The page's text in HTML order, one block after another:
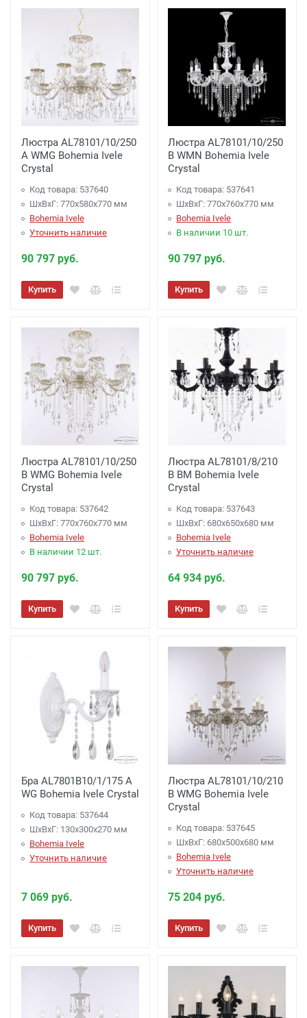
Люстра AL78101/10/250
A WMG Bohemia Ivele
Crystal
Код товара: 537640
ШхВхГ: 770х580x770 мм
Bohemia Ivele
Уточнить наличие
90 797 руб.
Купить
Люстра AL78101/10/250
B WMN Bohemia Ivele
Crystal
Код товара: 537641
ШхВхГ: 770х760x770 мм
Bohemia Ivele
В наличии 10 шт.
90 797 руб.
Купить
Люстра AL78101/10/250
B WMG Bohemia Ivele
Crystal
Код товара: 537642
ШхВхГ: 770х760x770 мм
Bohemia Ivele
В наличии 12 шт.
90 797 руб.
Купить
Люстра AL78101/8/210
B BM Bohemia Ivele
Crystal
Код товара: 537643
ШхВхГ: 680х650x680 мм
Bohemia Ivele
Уточнить наличие
64 934 руб.
Купить
Бра AL7801B10/1/175 A
WG Bohemia Ivele Crystal
Код товара: 537644
ШхВхГ: 130х300x270 мм
Bohemia Ivele
Уточнить наличие
7 069 руб.
Купить
Люстра AL78101/10/210
B WMG Bohemia Ivele
Crystal
Код товара: 537645
ШхВхГ: 680х500x680 мм
Bohemia Ivele
Уточнить наличие
75 204 руб.
Купить